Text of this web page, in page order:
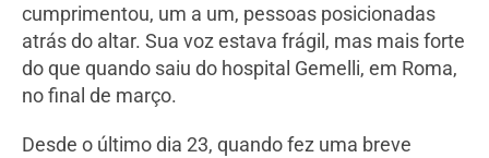
cumprimentou, um a um, pessoas posicionadas
atrás do altar. Sua voz estava frágil, mas mais forte
do que quando saiu do hospital Gemelli, em Roma,
no final de março.
Desde o último dia 23, quando fez uma breve